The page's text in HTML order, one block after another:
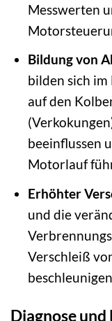
Messwerten
Bildung von
bilden sich
auf den
beeinflussen
Motorlauf
Erhöhter
und die
Verschleiß
beschleunigen.
Diagnose